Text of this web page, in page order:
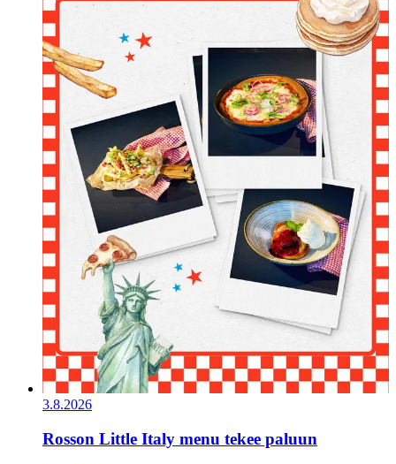
3.8.2026
Rosson Little Italy menu tekee paluun